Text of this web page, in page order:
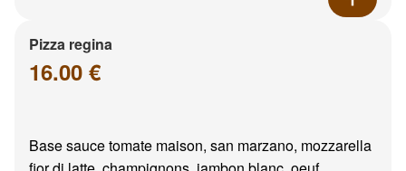
Pizza regina
16.00 €
Base sauce tomate maison, san marzano, mozzarella